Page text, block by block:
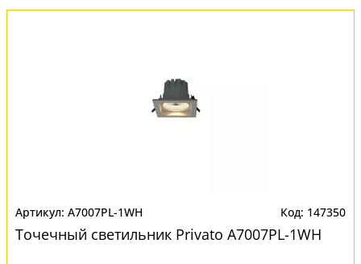
A7007PL-1WH 147350
Точечный светильник Privato A7007PL-1WH